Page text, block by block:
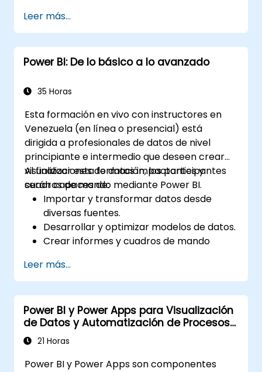
interactivos.
Utilizar DAX (Expresiones de Análisis de
Datos) para cálculos y modelado de
datos.
segura dentro de una organización.
BI (PL-300: Analista de Datos de Microsoft
Power BI).
Leer más...
Power BI: De lo básico a lo avanzado
35 Horas
Esta formación en vivo con instructores en
Venezuela (en línea o presencial) está
dirigida a profesionales de datos de nivel
principiante e intermedio que deseen crear
visualizaciones de datos impactantes y
cuadros de mando mediante Power BI.
Al finalizar esta formación, los participantes
serán capaces de:
Importar y transformar datos desde
diversas fuentes.
Desarrollar y optimizar modelos de datos.
Crear informes y cuadros de mando
Aplicar las mejores prácticas en
visualización de datos y diseño de cuadros
de mando.
Utilizar características avanzadas de
Power BI para realizar un análisis
profundo de los datos.
Leer más...
Power BI y Power Apps para Visualización
de Datos y Automatización de Procesos
Comerciales
21 Horas
Power BI y Power Apps son componentes